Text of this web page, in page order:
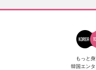
もっと
韓国エン